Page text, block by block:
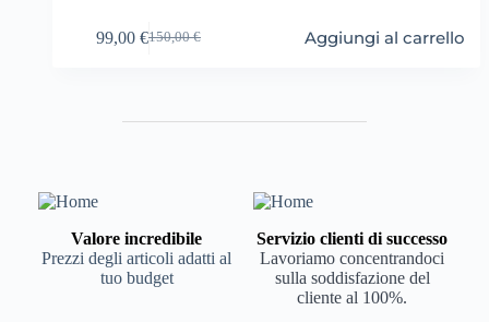
150,00€
Il
150,00 €.
99,00 €Il
99,00 €.
Aggiungi al carrello
Valore incredibile
Prezzi degli articoli adatti al
tuo budget
Servizio clienti di successo
Lavoriamo concentrandoci
sulla soddisfazione del
cliente al 100%.